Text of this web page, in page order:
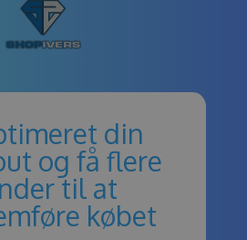
din
og få flere
til at
købet